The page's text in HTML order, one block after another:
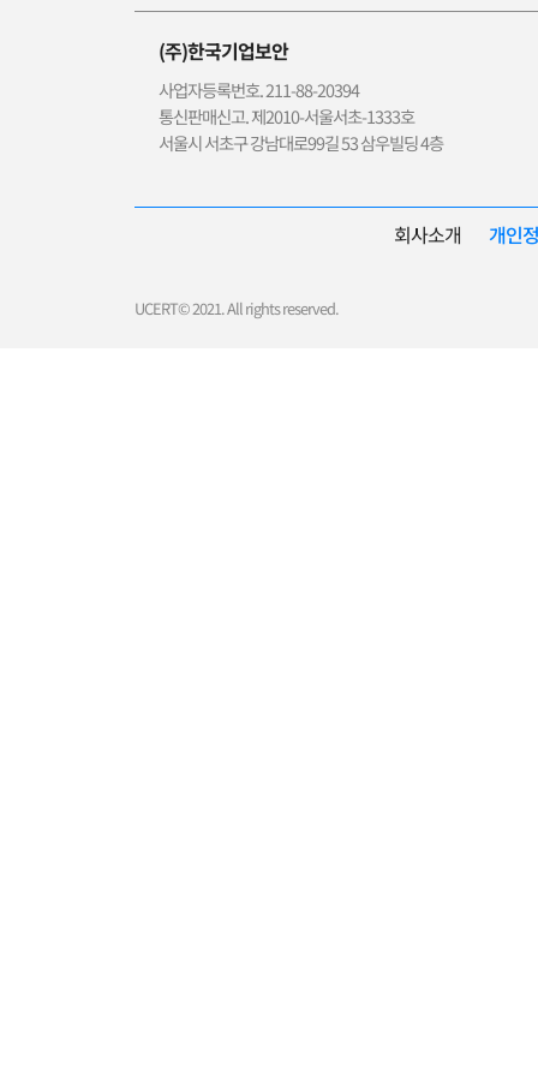
(주)한국기업보안
사업자등록번호. 211-88-20394
통신판매신고. 제2010-서울서초-1333호
서울시 서초구 강남대로99길 53 삼우빌딩 4층
회사소개 개인
UCERT© 2021. All rights reserved.